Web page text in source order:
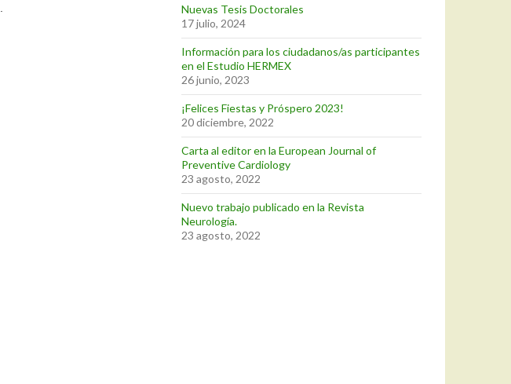
Nuevas Tesis Doctorales
17 julio, 2024
Información para los ciudadanos/as participantes
en el Estudio HERMEX
26 junio, 2023
¡Felices Fiestas y Próspero 2023!
20 diciembre, 2022
Carta al editor en la European Journal of
Preventive Cardiology
23 agosto, 2022
Nuevo trabajo publicado en la Revista
Neurología.
23 agosto, 2022